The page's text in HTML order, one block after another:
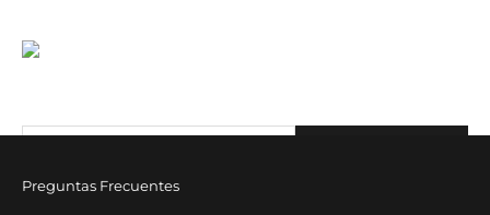
Sé parte de nuestro email-club y recibí contenido y beneficios
Correo electrónico
Preguntas Frecuentes